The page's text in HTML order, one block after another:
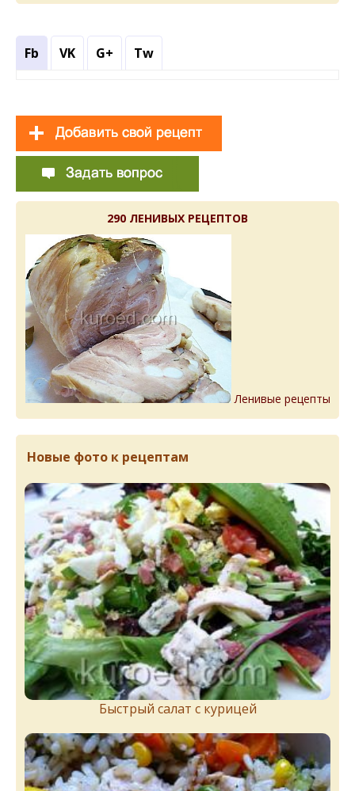
Fb VK G+ Tw
290 ЛЕНИВЫХ РЕЦЕПТОВ
Ленивые рецепты
Новые фото к рецептам
Быстрый салат с курицей